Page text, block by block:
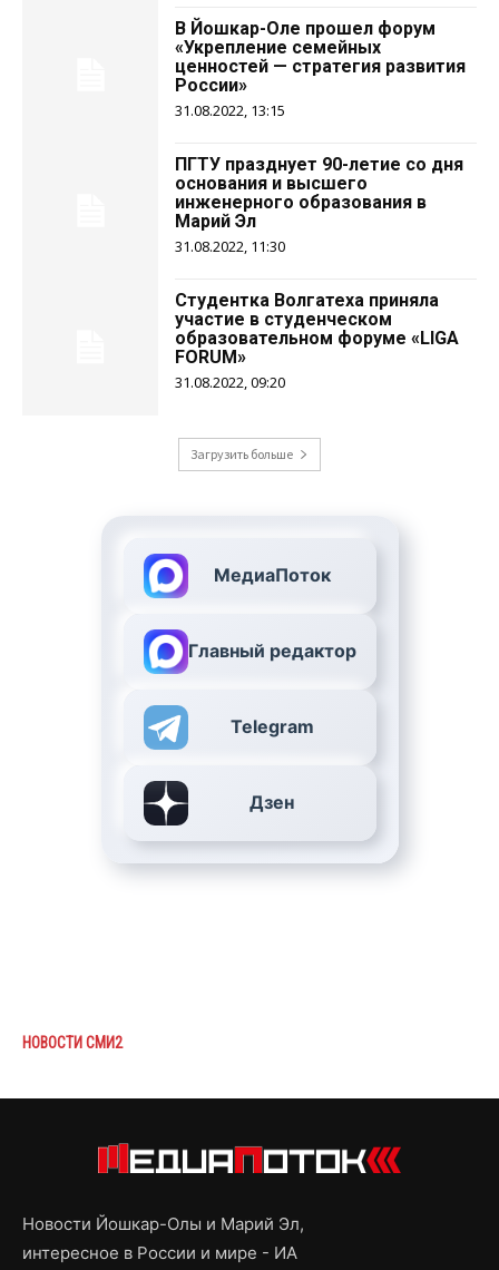
В Йошкар-Оле прошел форум
«Укрепление семейных
ценностей — стратегия развития
России»
31.08.2022, 13:15
ПГТУ празднует 90-летие со дня
основания и высшего
инженерного образования в
Марий Эл
31.08.2022, 11:30
Студентка Волгатеха приняла
участие в студенческом
образовательном форуме «LIGA
FORUM»
31.08.2022, 09:20
Загрузить больше
МедиаПоток
Главный редактор
Telegram
Дзен
НОВОСТИ СМИ2
Новости Йошкар-Олы и Марий Эл,
интересное в России и мире - ИА